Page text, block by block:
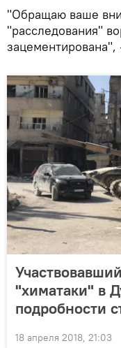
"Обращаю ваше
"расследования"
"химатаки" в
подробности
18 апреля 2018, 21:03